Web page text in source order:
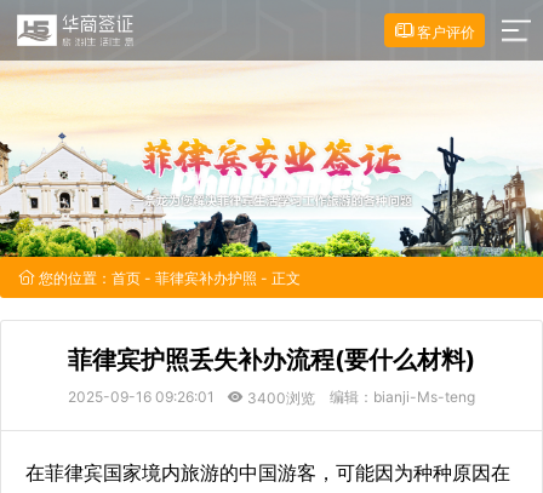
客户评价
您的位置： 首页 - 菲律宾补办护照 - 正文
菲律宾护照丢失补办流程(要什么材料)
2025-09-16 09:26:01 3400浏览 编辑：bianji-Ms-teng
在菲律宾国家境内旅游的中国游客，可能因为种种原因在